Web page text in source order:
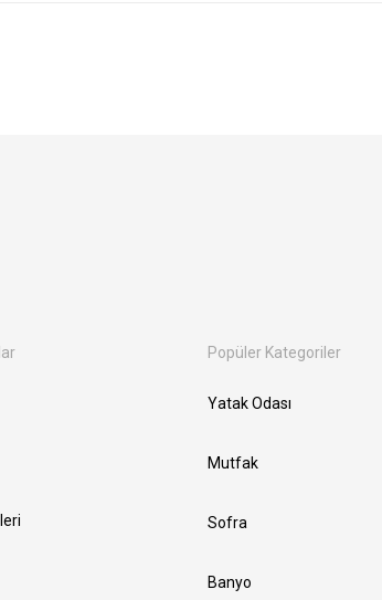
Popüler Kategoriler
Yatak Odası
Mutfak
Sofra
Banyo